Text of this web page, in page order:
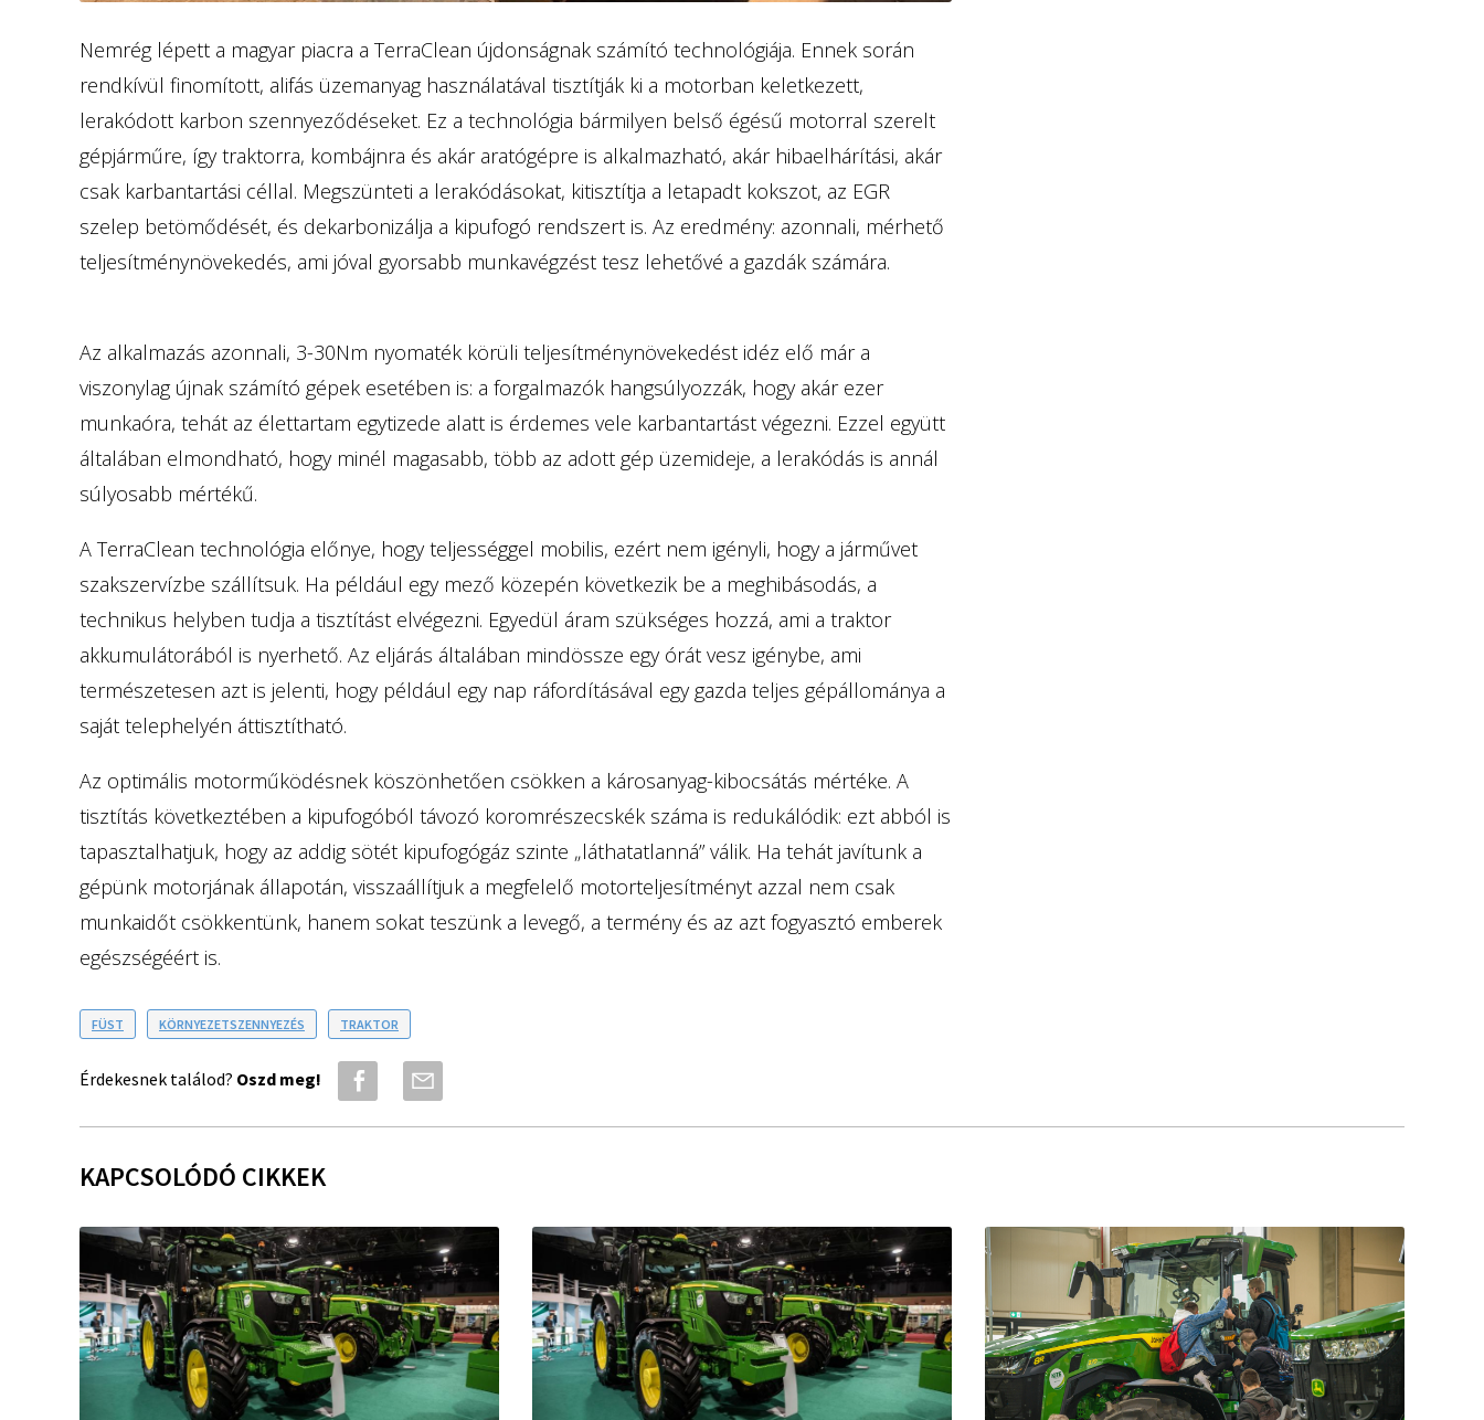
Nemrég lépett a magyar piacra a TerraClean újdonságnak számító technológiája. Ennek során
rendkívül finomított, alifás üzemanyag használatával tisztítják ki a motorban keletkezett,
lerakódott karbon szennyeződéseket. Ez a technológia bármilyen belső égésű motorral szerelt
gépjárműre, így traktorra, kombájnra és akár aratógépre is alkalmazható, akár hibaelhárítási, akár
csak karbantartási céllal. Megszünteti a lerakódásokat, kitisztítja a letapadt kokszot, az EGR
szelep betömődését, és dekarbonizálja a kipufogó rendszert is. Az eredmény: azonnali, mérhető
teljesítménynövekedés, ami jóval gyorsabb munkavégzést tesz lehetővé a gazdák számára.
Az alkalmazás azonnali, 3-30Nm nyomaték körüli teljesítménynövekedést idéz elő már a
viszonylag újnak számító gépek esetében is: a forgalmazók hangsúlyozzák, hogy akár ezer
munkaóra, tehát az élettartam egytizede alatt is érdemes vele karbantartást végezni. Ezzel együtt
általában elmondható, hogy minél magasabb, több az adott gép üzemideje, a lerakódás is annál
súlyosabb mértékű.
A TerraClean technológia előnye, hogy teljességgel mobilis, ezért nem igényli, hogy a járművet
szakszervízbe szállítsuk. Ha például egy mező közepén következik be a meghibásodás, a
technikus helyben tudja a tisztítást elvégezni. Egyedül áram szükséges hozzá, ami a traktor
akkumulátorából is nyerhető. Az eljárás általában mindössze egy órát vesz igénybe, ami
természetesen azt is jelenti, hogy például egy nap ráfordításával egy gazda teljes gépállománya a
saját telephelyén áttisztítható.
Az optimális motorműködésnek köszönhetően csökken a károsanyag-kibocsátás mértéke. A
tisztítás következtében a kipufogóból távozó koromrészecskék száma is redukálódik: ezt abból is
tapasztalhatjuk, hogy az addig sötét kipufogógáz szinte „láthatatlanná” válik. Ha tehát javítunk a
gépünk motorjának állapotán, visszaállítjuk a megfelelő motorteljesítményt azzal nem csak
munkaidőt csökkentünk, hanem sokat teszünk a levegő, a termény és az azt fogyasztó emberek
egészségéért is.
FÜST KÖRNYEZETSZENNYEZÉS TRAKTOR
Érdekesnek találod? Oszd meg!
KAPCSOLÓDÓ CIKKEK